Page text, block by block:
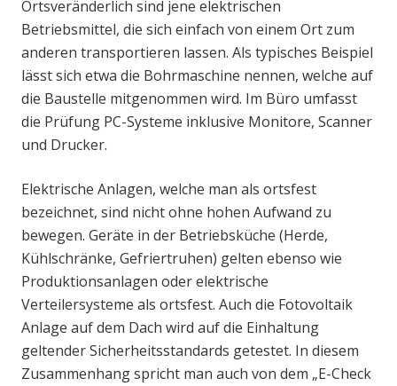
Ortsveränderlich sind jene elektrischen
Betriebsmittel, die sich einfach von einem Ort zum
anderen transportieren lassen. Als typisches Beispiel
lässt sich etwa die Bohrmaschine nennen, welche auf
die Baustelle mitgenommen wird. Im Büro umfasst
die Prüfung PC-Systeme inklusive Monitore, Scanner
und Drucker.
Elektrische Anlagen, welche man als ortsfest
bezeichnet, sind nicht ohne hohen Aufwand zu
bewegen. Geräte in der Betriebsküche (Herde,
Kühlschränke, Gefriertruhen) gelten ebenso wie
Produktionsanlagen oder elektrische
Verteilersysteme als ortsfest. Auch die Fotovoltaik
Anlage auf dem Dach wird auf die Einhaltung
geltender Sicherheitsstandards getestet. In diesem
Zusammenhang spricht man auch von dem „E-Check